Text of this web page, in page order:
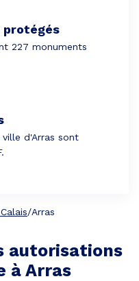
protégés
227 monuments
d'Arras sont
/Arras
autorisations
à Arras